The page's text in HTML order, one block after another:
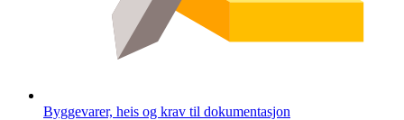
Byggevarer, heis og krav til dokumentasjon